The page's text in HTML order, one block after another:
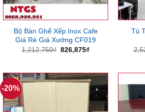
Bộ Bàn Ghế Xếp Inox Cafe
Giá Rẻ Giá Xưởng CF019
1,212,750₫ Giá
826,875₫Giá
826,875₫.
Tủ
-20%